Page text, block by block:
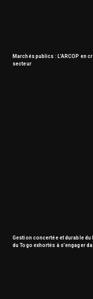
Marchés publics : L’ARCOP en
secteur
Gestion concertée et durable du
du Togo exhortés à s’engager